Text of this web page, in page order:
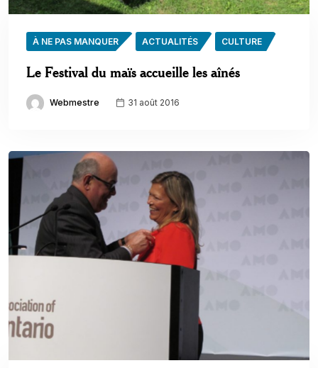
À NE PAS MANQUER ACTUALITÉS CULTURE
Le Festival du maïs accueille les aînés
Webmestre 31 août 2016